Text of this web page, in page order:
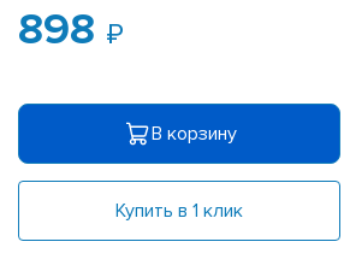
898
В корзину
Купить в 1 клик